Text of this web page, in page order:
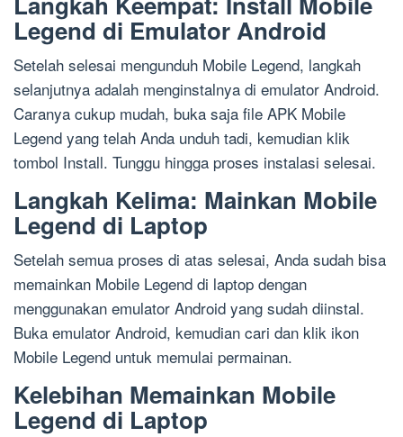
Legend di Emulator Android
Setelah selesai mengunduh Mobile Legend, langkah
selanjutnya adalah menginstalnya di emulator Android.
Caranya cukup mudah, buka saja file APK Mobile
Legend yang telah Anda unduh tadi, kemudian klik
tombol Install. Tunggu hingga proses instalasi selesai.
Langkah Kelima: Mainkan Mobile
Legend di Laptop
Setelah semua proses di atas selesai, Anda sudah bisa
memainkan Mobile Legend di laptop dengan
menggunakan emulator Android yang sudah diinstal.
Buka emulator Android, kemudian cari dan klik ikon
Mobile Legend untuk memulai permainan.
Kelebihan Memainkan Mobile
Legend di Laptop